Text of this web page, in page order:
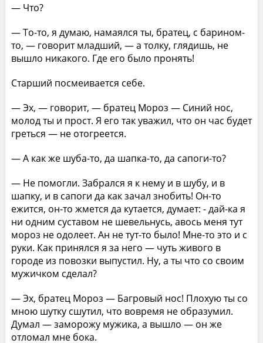
— Что?
— То-то, я думаю, намаялся ты, братец, с барином-
то, — говорит младший, — а толку, глядишь, не
вышло никакого. Где его было пронять!
Старший посмеивается себе.
— Эх, — говорит, — братец Мороз — Синий нос,
молод ты и прост. Я его так уважил, что он час будет
греться — не отогреется.
— А как же шуба-то, да шапка-то, да сапоги-то?
— Не помогли. Забрался я к нему и в шубу, и в
шапку, и в сапоги да как зачал знобить! Он-то
ежится, он-то жмется да кутается, думает: - дай-ка я
ни одним суставом не шевельнусь, авось меня тут
мороз не одолеет. Ан не тут-то было! Мне-то это и с
руки. Как принялся я за него — чуть живого в
городе из повозки выпустил. Ну, а ты что со своим
мужичком сделал?
— Эх, братец Мороз — Багровый нос! Плохую ты со
мною шутку сшутил, что вовремя не образумил.
Думал — заморожу мужика, а вышло — он же
отломал мне бока.